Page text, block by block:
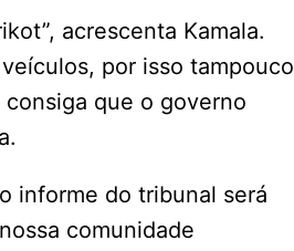
acrescenta Kamala.
por isso tampouco
que o governo
informe do tribunal será
comunidade